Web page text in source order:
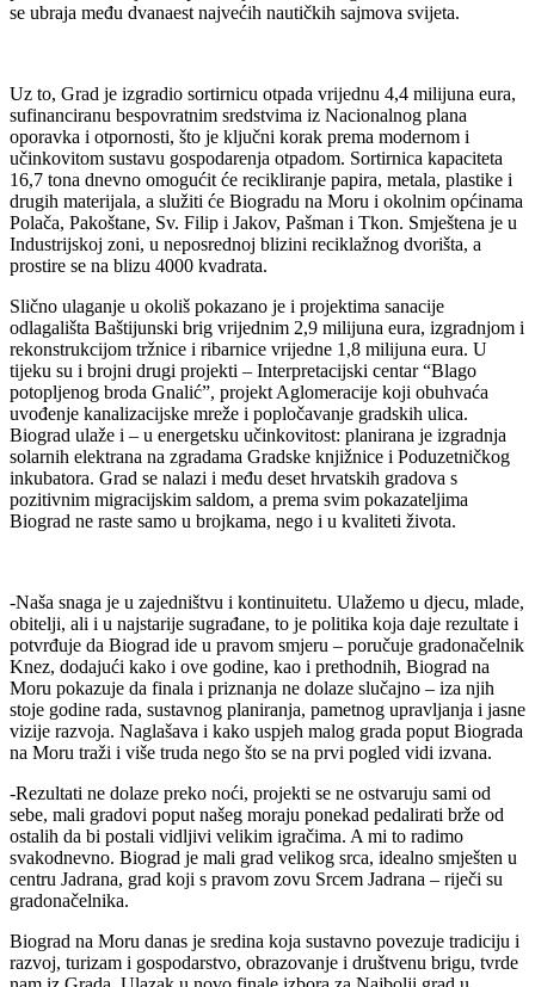
se ubraja među dvanaest najvećih nautičkih sajmova svijeta.
Uz to, Grad je izgradio sortirnicu otpada vrijednu 4,4 milijuna eura,
sufinanciranu bespovratnim sredstvima iz Nacionalnog plana
oporavka i otpornosti, što je ključni korak prema modernom i
učinkovitom sustavu gospodarenja otpadom. Sortirnica kapaciteta
16,7 tona dnevno omogućit će recikliranje papira, metala, plastike i
drugih materijala, a služiti će Biogradu na Moru i okolnim općinama
Polača, Pakoštane, Sv. Filip i Jakov, Pašman i Tkon. Smještena je u
Industrijskoj zoni, u neposrednoj blizini reciklažnog dvorišta, a
prostire se na blizu 4000 kvadrata.
Slično ulaganje u okoliš pokazano je i projektima sanacije
odlagališta Baštijunski brig vrijednim 2,9 milijuna eura, izgradnjom i
rekonstrukcijom tržnice i ribarnice vrijedne 1,8 milijuna eura. U
tijeku su i brojni drugi projekti – Interpretacijski centar “Blago
potopljenog broda Gnalić”, projekt Aglomeracije koji obuhvaća
uvođenje kanalizacijske mreže i popločavanje gradskih ulica.
Biograd ulaže i – u energetsku učinkovitost: planirana je izgradnja
solarnih elektrana na zgradama Gradske knjižnice i Poduzetničkog
inkubatora. Grad se nalazi i među deset hrvatskih gradova s
pozitivnim migracijskim saldom, a prema svim pokazateljima
Biograd ne raste samo u brojkama, nego i u kvaliteti života.
-Naša snaga je u zajedništvu i kontinuitetu. Ulažemo u djecu, mlade,
obitelji, ali i u najstarije sugrađane, to je politika koja daje rezultate i
potvrđuje da Biograd ide u pravom smjeru – poručuje gradonačelnik
Knez, dodajući kako i ove godine, kao i prethodnih, Biograd na
Moru pokazuje da finala i priznanja ne dolaze slučajno – iza njih
stoje godine rada, sustavnog planiranja, pametnog upravljanja i jasne
vizije razvoja. Naglašava i kako uspjeh malog grada poput Biograda
na Moru traži i više truda nego što se na prvi pogled vidi izvana.
-Rezultati ne dolaze preko noći, projekti se ne ostvaruju sami od
sebe, mali gradovi poput našeg moraju ponekad pedalirati brže od
ostalih da bi postali vidljivi velikim igračima. A mi to radimo
svakodnevno. Biograd je mali grad velikog srca, idealno smješten u
centru Jadrana, grad koji s pravom zovu Srcem Jadrana – riječi su
gradonačelnika.
Biograd na Moru danas je sredina koja sustavno povezuje tradiciju i
razvoj, turizam i gospodarstvo, obrazovanje i društvenu brigu, tvrde